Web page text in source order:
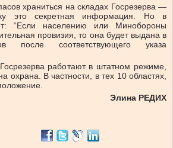
храниться на складах Госрезерва —
это секретная информация. Но в
“Если населению или Минобороны
провизия, то она будет выдана в
после соответствующего указа
работают в штатном режиме,
охрана. В частности, в тех 10 областях,
Элина РЕДИХ